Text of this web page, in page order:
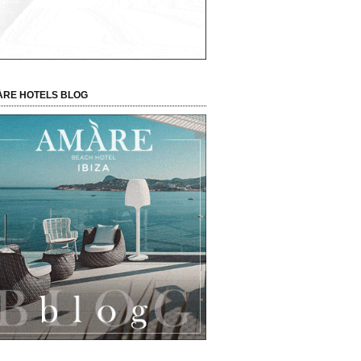
HOTELS BLOG